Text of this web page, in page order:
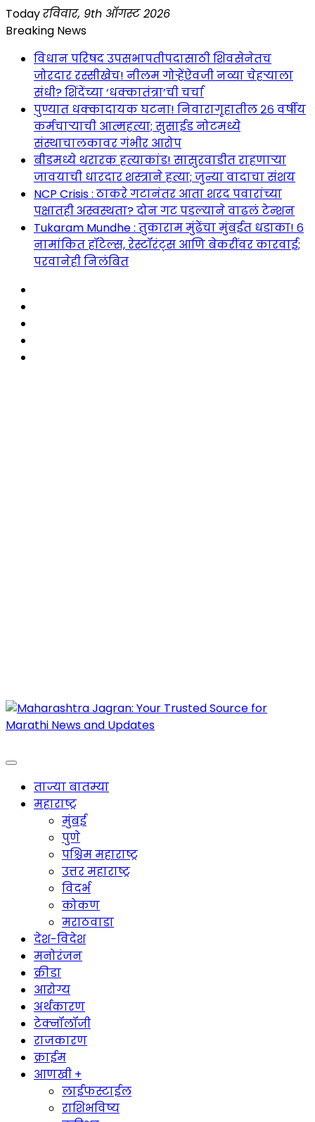
Skip
to
Todayरविवार, 9th ऑगस्ट 2026
Breaking News
विधान परिषद उपसभापतीपदासाठी शिवसेनेतच
जोरदार रस्सीखेच! नीलम गोऱ्हेंऐवजी नव्या चेहऱ्याला
संधी? शिंदेंच्या ‘धक्कातंत्रा’ची चर्चा
पुण्यात धक्कादायक घटना! निवारागृहातील २६ वर्षीय
कर्मचाऱ्याची आत्महत्या; सुसाईड नोटमध्ये
संस्थाचालकावर गंभीर आरोप
बीडमध्ये थरारक हत्याकांड! सासुरवाडीत राहणाऱ्या
जावयाची धारदार शस्त्राने हत्या; जुन्या वादाचा संशय
NCP Crisis : ठाकरे गटानंतर आता शरद पवारांच्या
पक्षातही अस्वस्थता? दोन गट पडल्याने वाढलं टेन्शन
Tukaram Mundhe : तुकाराम मुंढेंचा मुंबईत धडाका! ६
नामांकित हॉटेल्स, रेस्टॉरंट्स आणि बेकरींवर कारवाई;
परवानेही निलंबित
Maharashtra Jagran : Your Trusted Companion
ताज्या बातम्या
महाराष्ट्र
मुंबई
पुणे
पश्चिम महाराष्ट्र
उत्तर महाराष्ट्र
विदर्भ
कोकण
मराठवाडा
देश-विदेश
मनोरंजन
क्रीडा
आरोग्य
अर्थकारण
टेक्नॉलॉजी
राजकारण
क्राईम
आणखी +
लाईफस्टाईल
राशिभविष्य